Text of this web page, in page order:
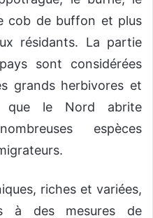
cob de buffon et plus
résidants. La partie
sont considérées
grands herbivores et
que le Nord abrite
espèces
riches et variées,
à des mesures de